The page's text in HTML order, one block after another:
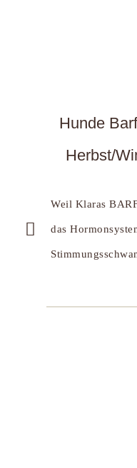
Hunde
Herbst/
Weil Klaras
das